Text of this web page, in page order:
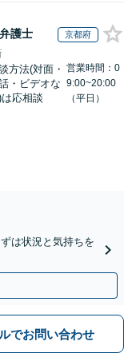
弁護士 京都府
方法(対面・
・ビデオな
は応相談
営業時間：0
9:00~20:00
（平日）
は状況と気持ちを
でお問い合わせ